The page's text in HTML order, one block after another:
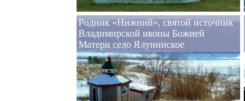
Родник «Нижний», святой источник
Владимирской иконы Божией
Матери село Ялунинское